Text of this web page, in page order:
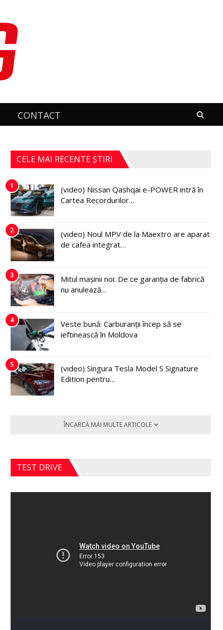
CONTACT
CELE MAI RECENTE ȘTIRI
1
(video) Nissan Qashqai e-POWER intră în
Cartea Recordurilor…
2
(video) Noul MPV de la Maextro are aparat
de cafea integrat…
3
Mitul mașinii noi: De ce garanția de fabrică
nu anulează…
4
Veste bună: Carburanții încep să se
ieftinească în Moldova
5
(video) Singura Tesla Model S Signature
Edition pentru…
ÎNCARCĂ MAI MULTE ARTICOLE
TEST DRIVE